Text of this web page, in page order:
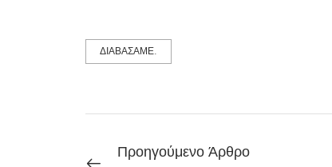
ΔΙΑΒΑΣΑΜΕ.
Προηγούμενο Άρθρο